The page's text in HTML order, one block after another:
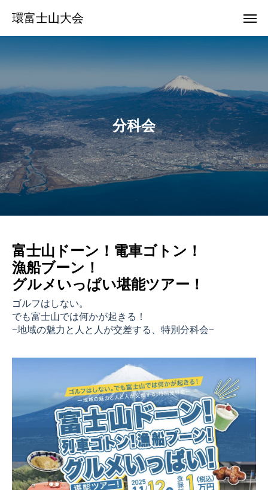
環富士山大会
分科会
富士山ドーン！電車ゴトン！
漁船ブーン！
グルメいっぱい堪能ツアー！
ゴルフはしない。
でも富士山では何かが起きる！
−地域の魅力と人と人が交差する、特別分科会−